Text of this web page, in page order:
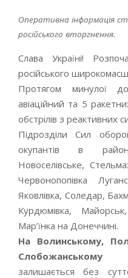
Оперативна інформація
російського вторгнення.
Слава Україні!
російського
Протягом минулої
авіаційний та 5
обстрілів з реактивних
Підрозділи Сил
окупантів в
Новоселівське,
Червонопопівка
Яковлівка, Соледар,
Курдюмівка,
Мар’їнка на Донеччині.
На Волинському,
Слобожанському
залишається без